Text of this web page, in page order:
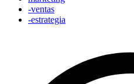
-ventas
-estrategia